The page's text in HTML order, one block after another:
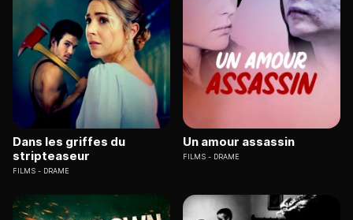
Dans les griffes du
stripteaseur
FILMS DRAME
Un amour assassin
FILMS DRAME